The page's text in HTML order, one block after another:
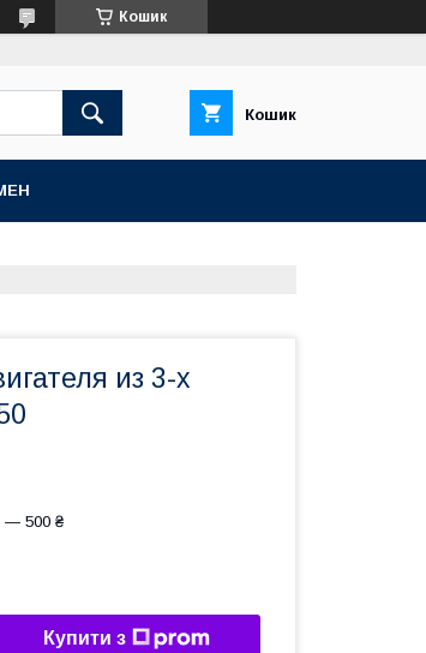
Кошик
Кошик
из 3-х
— 500 ₴
Купити з